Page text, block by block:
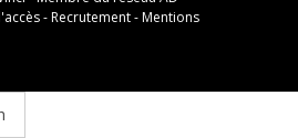
-Recrutement-Mentions